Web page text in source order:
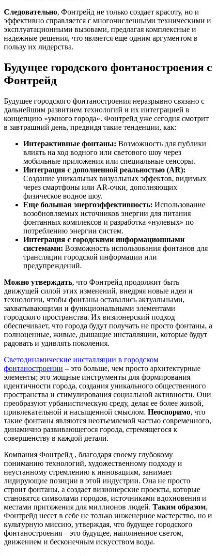
Следовательно, Фонтрейд не только создает красоту, но и
эффективно справляется с многочисленными техническими и
эксплуатационными вызовами, предлагая комплексные и
надежные решения, что является еще одним аргументом в
пользу их лидерства.
Будущее городского фонтаностроения с
Фонтрейд
Будущее городского фонтаностроения неразрывно связано с
дальнейшим развитием технологий и их интеграцией в
концепцию «умного города». Фонтрейд уже сегодня смотрит
в завтрашний день, предвидя такие тенденции, как:
Интерактивные фонтаны: Возможность для публики
влиять на ход водного или светового шоу через
мобильные приложения или специальные сенсоры.
Интеграция с дополненной реальностью (AR):
Создание уникальных визуальных эффектов, видимых
через смартфоны или AR-очки, дополняющих
физическое водное шоу.
Еще большая энергоэффективность: Использование
возобновляемых источников энергии для питания
фонтанных комплексов и разработка «нулевых» по
потреблению энергии систем.
Интеграция с городскими информационными
системами: Возможность использования фонтанов для
трансляции городской информации или
предупреждений.
Можно утверждать, что Фонтрейд продолжит быть
движущей силой этих изменений, внедряя новые идеи и
технологии, чтобы фонтаны оставались актуальными,
захватывающими и функциональными элементами
городского пространства. Их визионерский подход
обеспечивает, что города будут получать не просто фонтаны, а
полноценные, живые, дышащие инсталляции, которые будут
радовать и удивлять поколения.
Светодинамические инсталляции в городском
фонтаностроении – это больше, чем просто архитектурные
элементы; это мощные инструменты для формирования
идентичности города, создания уникального общественного
пространства и стимулирования социальной активности. Они
преобразуют урбанистическую среду, делая ее более живой,
привлекательной и насыщенной смыслом. Неоспоримо, что
такие фонтаны являются неотъемлемой частью современного,
динамично развивающегося города, стремящегося к
совершенству в каждой детали.
Компания Фонтрейд , благодаря своему глубокому
пониманию технологий, художественному подходу и
неустанному стремлению к инновациям, занимает
лидирующие позиции в этой индустрии. Она не просто
строит фонтаны, а создает визионерские проекты, которые
становятся символами городов, источниками вдохновения и
местами притяжения для миллионов людей. Таким образом,
Фонтрейд несет в себе не только инженерное мастерство, но и
культурную миссию, утверждая, что будущее городского
фонтаностроения – это будущее, наполненное светом,
движением и бесконечным искусством воды.